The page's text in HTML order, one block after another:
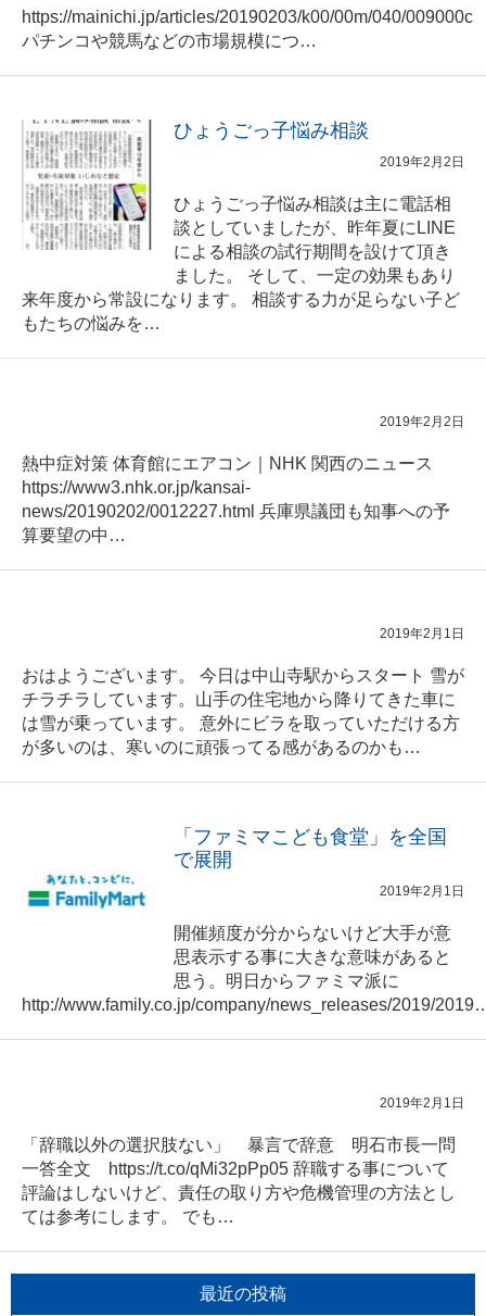
https://mainichi.jp/articles/20190203/k00/00m/040/009000c
パチンコや競馬などの市場規模につ…
ひょうごっ子悩み相談
2019年2月2日
ひょうごっ子悩み相談は主に電話相
談としていましたが、昨年夏にLINE
による相談の試行期間を設けて頂き
ました。 そして、一定の効果もあり
来年度から常設になります。 相談する力が足らない子ど
もたちの悩みを…
2019年2月2日
熱中症対策 体育館にエアコン｜NHK 関西のニュース
https://www3.nhk.or.jp/kansai-
news/20190202/0012227.html 兵庫県議団も知事への予
算要望の中…
2019年2月1日
おはようございます。 今日は中山寺駅からスタート 雪が
チラチラしています。山手の住宅地から降りてきた車に
は雪が乗っています。 意外にビラを取っていただける方
が多いのは、寒いのに頑張ってる感があるのかも…
「ファミマこども食堂」を全国
で展開
2019年2月1日
開催頻度が分からないけど大手が意
思表示する事に大きな意味があると
思う。明日からファミマ派に
http://www.family.co.jp/company/news_releases/2019/
2019年2月1日
「辞職以外の選択肢ない」 暴言で辞意 明石市長一問
一答全文 https://t.co/qMi32pPp05 辞職する事について
評論はしないけど、責任の取り方や危機管理の方法とし
ては参考にします。 でも…
最近の投稿